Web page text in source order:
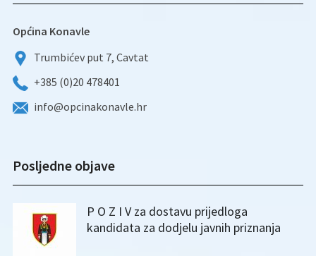
Općina Konavle
Trumbićev put 7, Cavtat
+385 (0)20 478401
info@opcinakonavle.hr
Posljedne objave
P O Z I V za dostavu prijedloga
kandidata za dodjelu javnih priznanja